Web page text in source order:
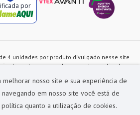
melhorar nosso site e sua experiência de
navegando em nosso site você está de
quanto a utilização de cookies.
por
4 unidades por produto divulgado nesse site
dos estoques, sendo as vendas realizadas
sem prévia comunicação e são exclusivos
nenhuma obrigação de prática similar nas
Todas as imagens dos produtos são
ilustrativas.